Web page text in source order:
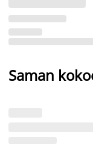
Saman